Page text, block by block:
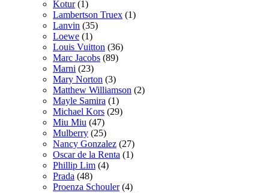
Kotur(1)
Lambertson Truex (1)
Lanvin (35)
Loewe (1)
Louis Vuitton (36)
Marc Jacobs (89)
Marni (23)
Mary Norton (3)
Matthew Williamson (2)
Mayle Samira (1)
Michael Kors (29)
Miu Miu (47)
Mulberry (25)
Nancy Gonzalez (27)
Oscar de la Renta (1)
Phillip Lim (4)
Prada (48)
Proenza Schouler(4)